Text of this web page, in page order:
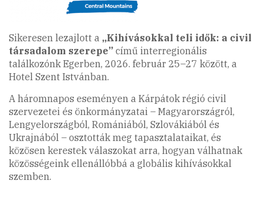
Sikeresen lezajlott a „Kihívásokkal teli idők: a civil
társadalom szerepe” című interregionális
találkozónk Egerben, 2026. február 25–27 között, a
Hotel Szent Istvánban.
A háromnapos eseményen a Kárpátok régió civil
szervezetei és önkormányzatai – Magyarországról,
Lengyelországból, Romániából, Szlovákiából és
Ukrajnából – osztották meg tapasztalataikat, és
közösen kerestek válaszokat arra, hogyan válhatnak
közösségeink ellenállóbbá a globális kihívásokkal
szemben.